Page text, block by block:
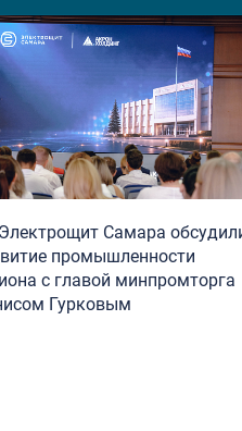
Самара
промышленности
с главой минпромторга
Гурковым